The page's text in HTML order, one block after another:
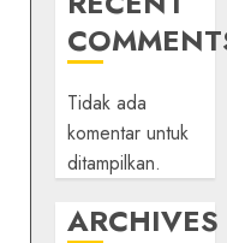
Tidak ada
komentar untuk
ditampilkan.
ARCHIVES